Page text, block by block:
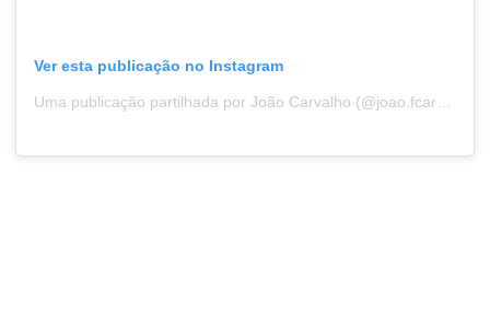
Ver esta publicação no Instagram